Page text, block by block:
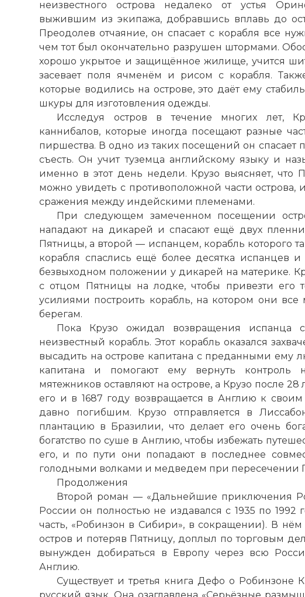
неизвестного острова недалеко от устья
выжившим из экипажа, добравшись вплавь до
Преодолев отчаяние, он спасает с корабля все
чем тот был окончательно разрушен штормами.
хорошо укрытое и защищённое жилище, учится
засевает поля ячменём и рисом с корабля.
которые водились на острове, это даёт ему
шкуры для изготовления одежды.
Исследуя остров в течение многих лет,
каннибалов, которые иногда посещают разные
пиршества. В одно из таких посещений он спасает
съесть. Он учит туземца английскому языку и
именно в этот день недели. Крузо выясняет, что
можно увидеть с противоположной части острова,
сражения между индейскими племенами.
При следующем замеченном посещении
нападают на дикарей и спасают ещё двух
Пятницы, а второй — испанцем, корабль которого
корабля спаслись ещё более десятка испанцев и
безвыходном положении у дикарей на материке.
с отцом Пятницы на лодке, чтобы привезти его
усилиями построить корабль, на котором они
берегам.
Пока Крузо ожидал возвращения испанца
неизвестный корабль. Этот корабль оказался
высадить на острове капитана с преданными ему
капитана и помогают ему вернуть контроль
мятежников оставляют на острове, а Крузо после
его и в 1687 году возвращается в Англию к
давно погибшим. Крузо отправляется в
плантацию в Бразилии, что делает его очень
богатство по суше в Англию, чтобы избежать
его, и по пути они попадают в последнее
голодными волками и медведем при пересечении
Продолжения
Второй роман — «Дальнейшие приключения
России он полностью не издавался с 1935 по 1992
часть, «Робинзон в Сибири», в сокращении). В
остров и потеряв Пятницу, доплыл по торговым
вынужден добираться в Европу через всю
Англию.
Существует и третья книга Дефо о Робинзоне
☓